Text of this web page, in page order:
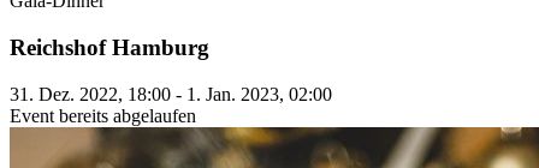
Reichshof Hamburg
31. Dez. 2022, 18:00 - 1. Jan. 2023, 02:00
Event bereits abgelaufen